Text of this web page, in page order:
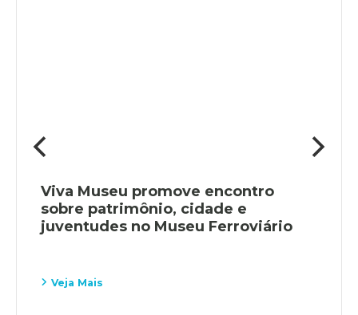
Viva Museu promove encontro
sobre patrimônio, cidade e
juventudes no Museu Ferroviário
Veja Mais